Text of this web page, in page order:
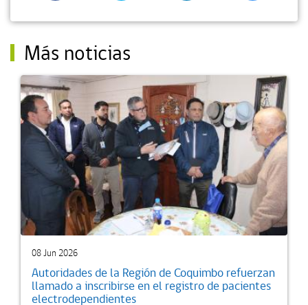
Más noticias
08 Jun 2026
Autoridades de la Región de Coquimbo refuerzan
llamado a inscribirse en el registro de pacientes
electrodependientes